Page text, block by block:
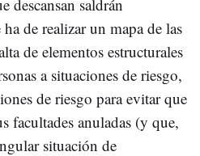
descansan saldrán
de realizar un mapa de las
de elementos estructurales
a situaciones de riesgo,
de riesgo para evitar que
facultades anuladas (y que,
situación de